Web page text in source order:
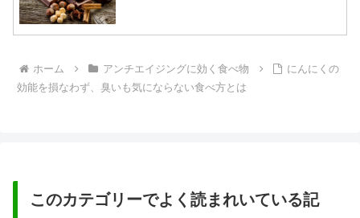
ホーム アンチエイジングに効く食べ物
にんにくの
効能を損なわず、臭いも気にならない食べ方とは
このカテゴリーでよく読まれいている記